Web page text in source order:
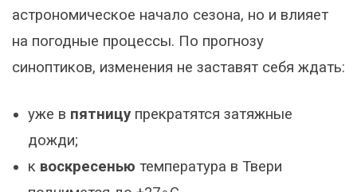
астрономическое начало сезона, но и влияет
на погодные процессы. По прогнозу
синоптиков, изменения не заставят себя ждать:
уже в пятницу прекратятся затяжные
дожди;
к воскресенью температура в Твери